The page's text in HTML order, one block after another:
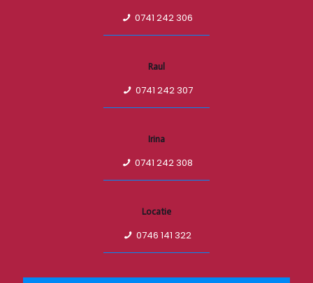
0741 242 306
Raul
0741 242 307
Irina
0741 242 308
Locatie
0746 141 322